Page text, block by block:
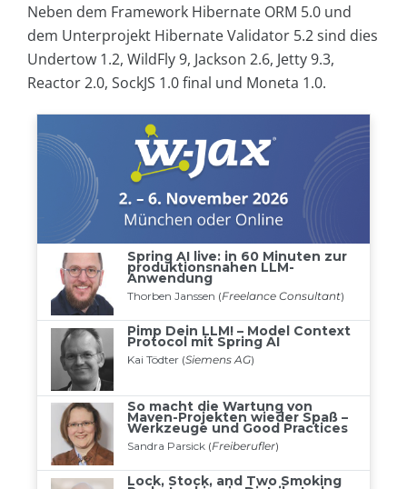
Neben dem Framework Hibernate ORM 5.0 und
dem Unterprojekt Hibernate Validator 5.2 sind dies
Undertow 1.2, WildFly 9, Jackson 2.6, Jetty 9.3,
Reactor 2.0, SockJS 1.0 final und Moneta 1.0.